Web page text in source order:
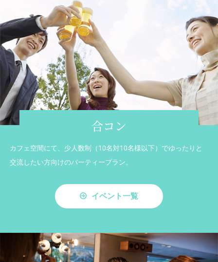
合コン
カフェ空間にて、少人数制（10名対10名様以下）でゆったりと
交流したい方向けのパーティープラン。
イベント一覧